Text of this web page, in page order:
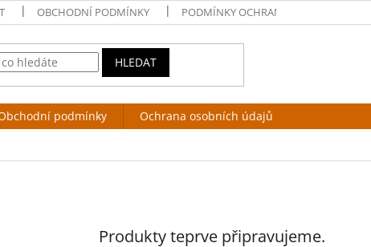
OBCHODNÍ PODMÍNKY PODMÍNKY OCHRANY OSOBNÍCH ÚDAJŮ
HLEDAT
podmínky
Ochrana osobních údajů
Produkty teprve připravujeme.